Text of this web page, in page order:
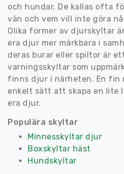
och hundar. De kallas ofta
vän och vem vill inte göra
Olika former av djurskyltar
era djur mer märkbara i
deras burar eller spiltor är
varningsskyltar som
finns djur i närheten. En fin
enkelt sätt att skapa en lite
era djur.
Populära skyltar
Minnesskyltar djur
Boxskyltar häst
Hundskyltar